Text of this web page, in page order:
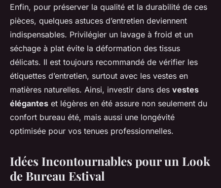
Enfin, pour préserver la qualité et la durabilité de ces
pièces, quelques astuces d’entretien deviennent
indispensables. Privilégier un lavage à froid et un
séchage à plat évite la déformation des tissus
délicats. Il est toujours recommandé de vérifier les
étiquettes d’entretien, surtout avec les vestes en
matières naturelles. Ainsi, investir dans des vestes
élégantes et légères en été assure non seulement du
confort bureau été, mais aussi une longévité
optimisée pour vos tenues professionnelles.
Idées Incontournables pour un Look
de Bureau Estival